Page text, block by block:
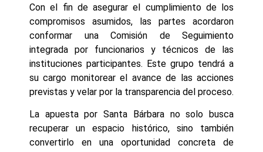
Con el fin de asegurar el cumplimiento de los
compromisos asumidos, las partes acordaron
conformar una Comisión de Seguimiento
integrada por funcionarios y técnicos de las
instituciones participantes. Este grupo tendrá a
su cargo monitorear el avance de las acciones
previstas y velar por la transparencia del proceso.
La apuesta por Santa Bárbara no solo busca
recuperar un espacio histórico, sino también
convertirlo en una oportunidad concreta de